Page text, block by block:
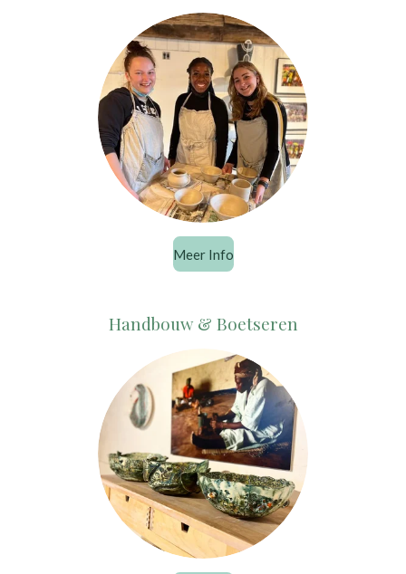
Meer Info
Handbouw & Boetseren